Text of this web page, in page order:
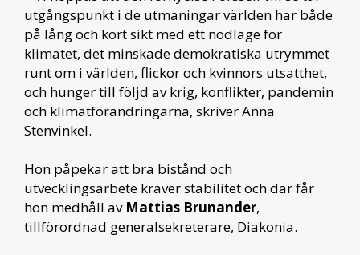
utgångspunkt i de utmaningar världen har både
på lång och kort sikt med ett nödläge för
klimatet, det minskade demokratiska utrymmet
runt om i världen, flickor och kvinnors utsatthet,
och hunger till följd av krig, konflikter, pandemin
och klimatförändringarna, skriver Anna
Stenvinkel.
Hon påpekar att bra bistånd och
utvecklingsarbete kräver stabilitet och där får
hon medhåll av Mattias Brunander,
tillförordnad generalsekreterare, Diakonia.